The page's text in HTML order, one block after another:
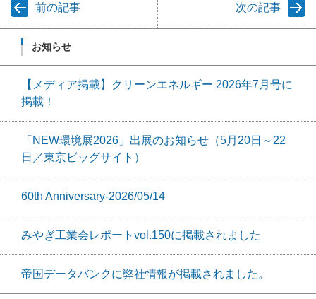
前の記事 次の記事
お知らせ
【メディア掲載】クリーンエネルギー 2026年7月号に
掲載！
「NEW環境展2026」出展のお知らせ（5月20日～22
日／東京ビッグサイト）
60th Anniversary-2026/05/14
みやぎ工業会レポートvol.150に掲載されました
帝国データバンクに弊社情報が掲載されました。